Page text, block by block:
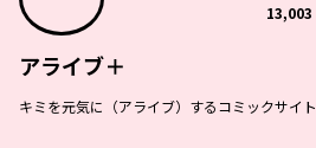
13,003
アライブ＋
キミを元気に（アライブ）するコミックサイト